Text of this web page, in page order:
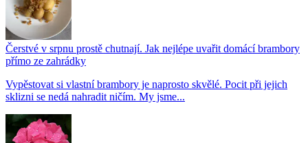
Čerstvé v srpnu prostě chutnají. Jak nejlépe uvařit domácí brambory
přímo ze zahrádky
Vypěstovat si vlastní brambory je naprosto skvělé. Pocit při jejich
sklizni se nedá nahradit ničím. My jsme...